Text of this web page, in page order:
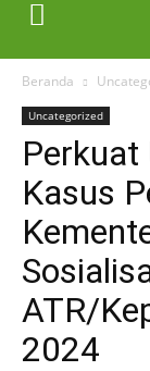
Beranda
Uncategorized
Perkuat
Kasus
ATR/
2024